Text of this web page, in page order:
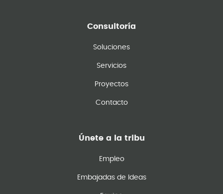
Consultoría
Soluciones
Servicios
Proyectos
Contacto
Únete a la tribu
Empleo
Embajadas de Ideas